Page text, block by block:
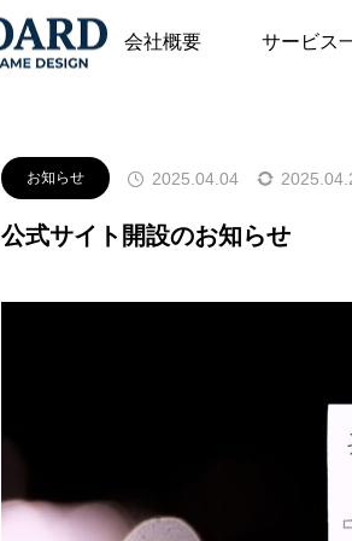
会社概要 サービス
お知らせ お知らせ 公式サイ
お知らせ 2025.04.04
公式サイト開設のお知らせ